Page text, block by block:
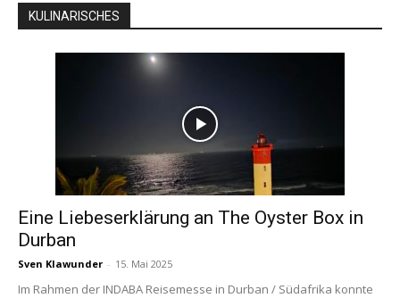
KULINARISCHES
Eine Liebeserklärung an The Oyster Box in
Durban
Sven Klawunder - 15. Mai 2025
Im Rahmen der INDABA Reisemesse in Durban / Südafrika konnte